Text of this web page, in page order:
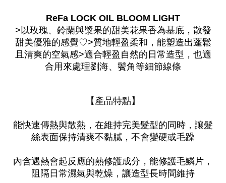
ReFa LOCK OIL BLOOM LIGHT
>以玫瑰、鈴蘭與漿果的甜美花果香為基底，散發
甜美優雅的感覺♡>質地輕盈柔和，能塑造出蓬鬆
且清爽的空氣感>適合輕盈自然的日常造型，也適
合用來處理劉海、鬢角等細節線條
【產品特點】
能快速傳熱與散熱，在維持完美髮型的同時，讓髮
絲表面保持清爽不黏膩，不會變硬或毛躁
內含遇熱會起反應的熱修護成分，能修護毛鱗片，
阻隔日常濕氣與乾燥，讓造型長時間維持